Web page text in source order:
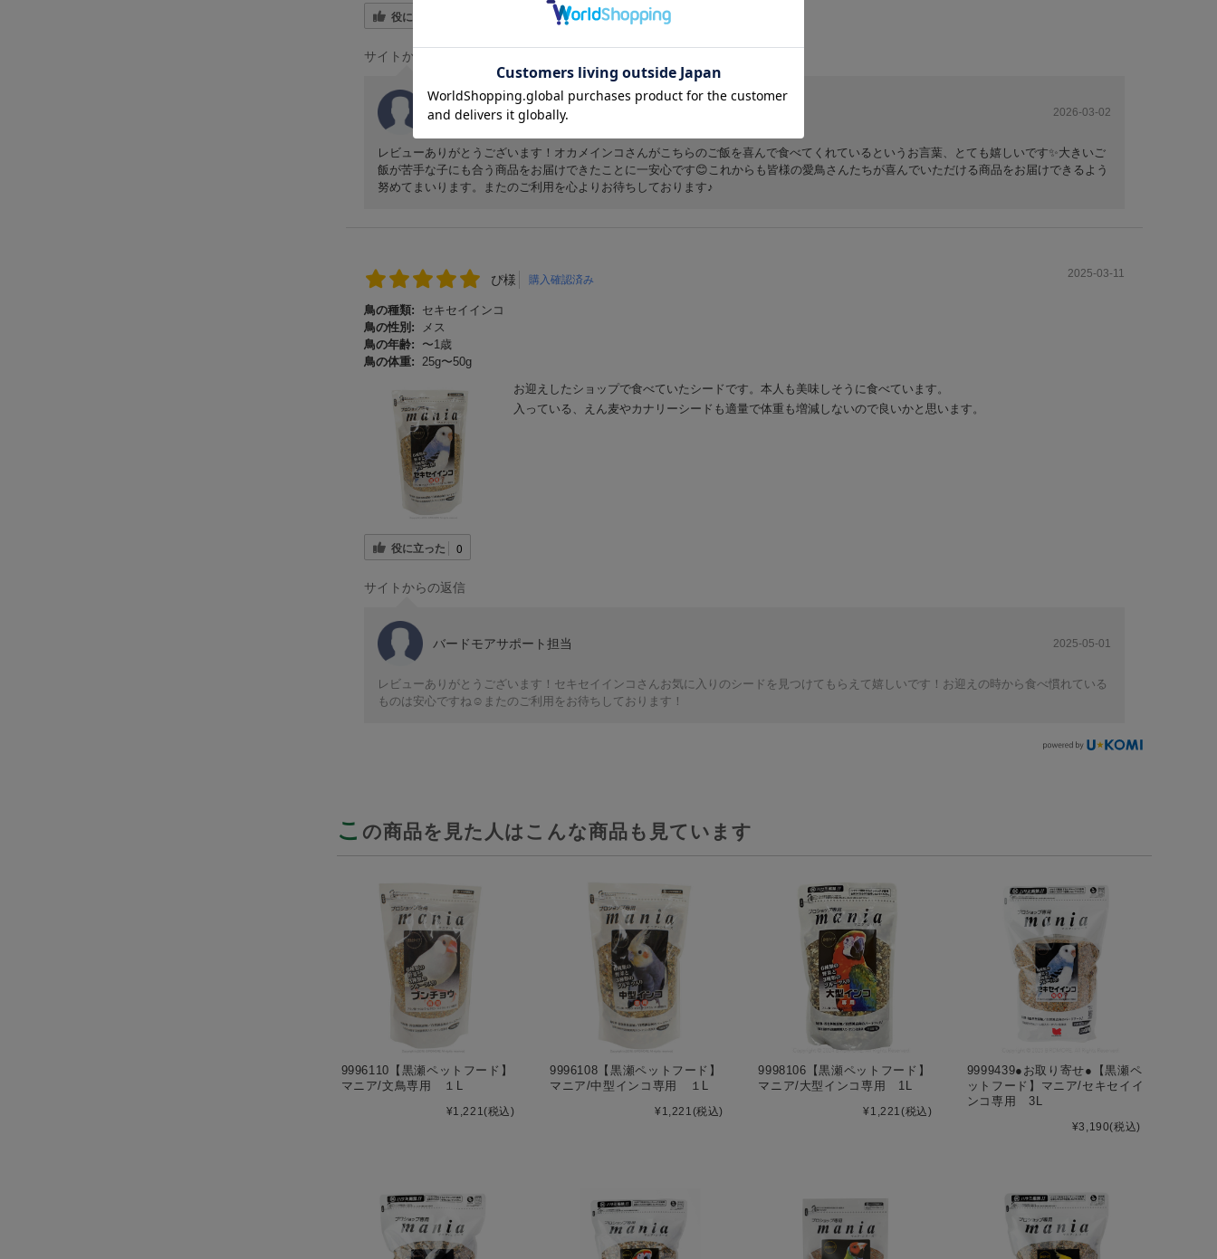
役に立った
サイトからの返信
バードモアサポート担当 2026-03-02
レビューありがとうございます！オカメインコさんがこちらのご飯を喜んで食べてくれているというお言葉、とても嬉しいです✨大きいご
飯が苦手な子にも合う商品をお届けできたことに一安心です😊これからも皆様の愛鳥さんたちが喜んでいただける商品をお届けできるよう
努めてまいります。またのご利用を心よりお待ちしております♪
ぴ様 購入確認済み 2025-03-11
鳥の種類:
セキセイインコ
鳥の性別:
メス
鳥の年齢:
〜1歳
鳥の体重: 25g〜50g
お迎えしたショップで食べていたシードです。本人も美味しそうに食べています。
入っている、えん麦やカナリーシードも適量で体重も増減しないので良いかと思います。
役に立った 0
サイトからの返信
バードモアサポート担当 2025-05-01
レビューありがとうございます！セキセイインコさんお気に入りのシードを見つけてもらえて嬉しいです！お迎えの時から食べ慣れている
ものは安心ですね☺️またのご利用をお待ちしております！
こ の商品を見た人はこんな商品も見ています
9996110【黒瀬ペットフード】
マニア/文鳥専用 １L
¥1,221(税込)
9996108【黒瀬ペットフード】
マニア/中型インコ専用 １L
¥1,221(税込)
9998106【黒瀬ペットフード】
マニア/大型インコ専用 1L
¥1,221(税込)
9999439●お取り寄せ●【黒瀬ペ
ットフード】マニア/セキセイイ
ンコ専用 3L
¥3,190(税込)